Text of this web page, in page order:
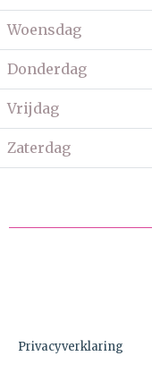
Woensdag
Donderdag
Vrijdag
Zaterdag
Privacyverklaring